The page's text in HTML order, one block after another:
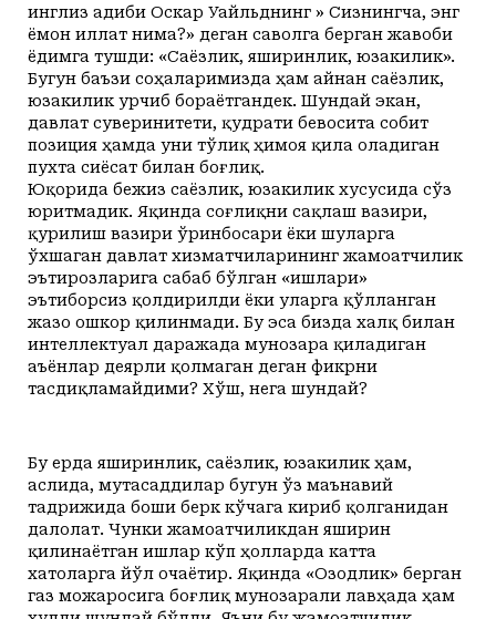
инглиз адиби Оскар Уайльднинг » Сизнингча, энг
ёмон иллат нима?» деган саволга берган жавоби
ёдимга тушди: «Саёзлик, яширинлик, юзакилик».
Бугун баъзи соҳаларимизда ҳам айнан саёзлик,
юзакилик урчиб бораётгандек. Шундай экан,
давлат суверинитети, қудрати бевосита собит
позиция ҳамда уни тўлиқ ҳимоя қила оладиган
пухта сиёсат билан боғлиқ.
Юқорида бежиз саёзлик, юзакилик хусусида сўз
юритмадик. Яқинда соғлиқни сақлаш вазири,
қурилиш вазири ўринбосари ёки шуларга
ўхшаган давлат хизматчиларининг жамоатчилик
эътирозларига сабаб бўлган «ишлари»
эътиборсиз қолдирилди ёки уларга қўлланган
жазо ошкор қилинмади. Бу эса бизда халқ билан
интеллектуал даражада мунозара қиладиган
аъёнлар деярли қолмаган деган фикрни
тасдиқламайдими? Хўш, нега шундай?
Бу ерда яширинлик, саёзлик, юзакилик ҳам,
аслида, мутасаддилар бугун ўз маънавий
тадрижида боши берк кўчага кириб қолганидан
далолат. Чунки жамоатчиликдан яширин
қилинаётган ишлар кўп ҳолларда катта
хатоларга йўл очаётир. Яқинда «Озодлик» берган
газ можаросига боғлиқ мунозарали лавҳада ҳам